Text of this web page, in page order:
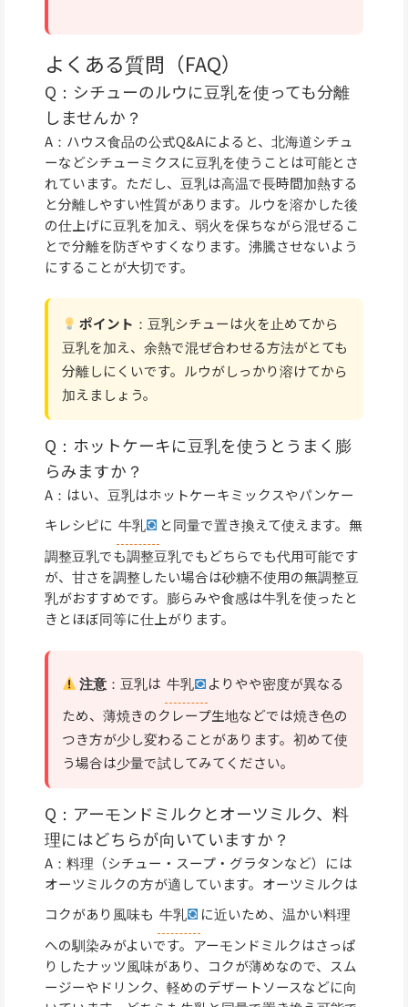
よくある質問（FAQ）
Q：シチューのルウに豆乳を使っても分離
しませんか？
A：ハウス食品の公式Q&Aによると、北海道シチュ
ーなどシチューミクスに豆乳を使うことは可能とさ
れています。ただし、豆乳は高温で長時間加熱する
と分離しやすい性質があります。ルウを溶かした後
の仕上げに豆乳を加え、弱火を保ちながら混ぜるこ
とで分離を防ぎやすくなります。沸騰させないよう
にすることが大切です。
ポイント ：豆乳シチューは火を止めてから
豆乳を加え、余熱で混ぜ合わせる方法がとても
分離しにくいです。ルウがしっかり溶けてから
加えましょう。
Q：ホットケーキに豆乳を使うとうまく膨
らみますか？
A：はい、豆乳はホットケーキミックスやパンケー
キレシピに 牛乳
と同量で置き換えて使えます。無
調整豆乳でも調整豆乳でもどちらでも代用可能です
が、甘さを調整したい場合は砂糖不使用の無調整豆
乳がおすすめです。膨らみや食感は牛乳を使ったと
きとほぼ同等に仕上がります。
注意 ：豆乳は 牛乳
よりやや密度が異なる
ため、薄焼きのクレープ生地などでは焼き色の
つき方が少し変わることがあります。初めて使
う場合は少量で試してみてください。
Q：アーモンドミルクとオーツミルク、料
理にはどちらが向いていますか？
A：料理（シチュー・スープ・グラタンなど）には
オーツミルクの方が適しています。オーツミルクは
コクがあり風味も 牛乳
に近いため、温かい料理
への馴染みがよいです。アーモンドミルクはさっぱ
りしたナッツ風味があり、コクが薄めなので、スム
ージーやドリンク、軽めのデザートソースなどに向